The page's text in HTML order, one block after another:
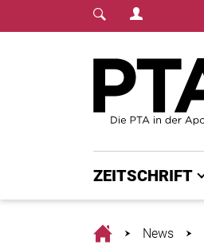
Login Menu
ZEITSCHRIFT
HomeNews